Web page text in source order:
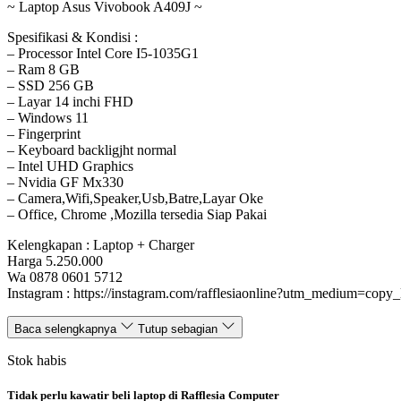
~ Laptop Asus Vivobook A409J ~
Spesifikasi & Kondisi :
– Processor Intel Core I5-1035G1
– Ram 8 GB
– SSD 256 GB
– Layar 14 inchi FHD
– Windows 11
– Fingerprint
– Keyboard backligjht normal
– Intel UHD Graphics
– Nvidia GF Mx330
– Camera,Wifi,Speaker,Usb,Batre,Layar Oke
– Office, Chrome ,Mozilla tersedia Siap Pakai
Kelengkapan : Laptop + Charger
Harga 5.250.000
Wa 0878 0601 5712
Instagram : https://instagram.com/
Baca selengkapnya Tutup sebagian
Stok habis
Tidak perlu kawatir beli laptop di Rafflesia Computer